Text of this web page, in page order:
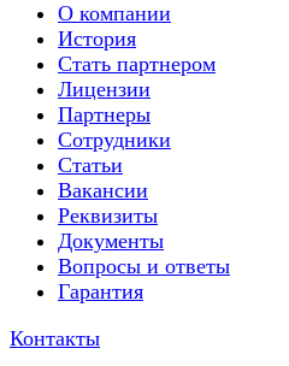
О компании
История
Стать партнером
Лицензии
Партнеры
Сотрудники
Статьи
Вакансии
Реквизиты
Документы
Вопросы и ответы
Гарантия
Контакты